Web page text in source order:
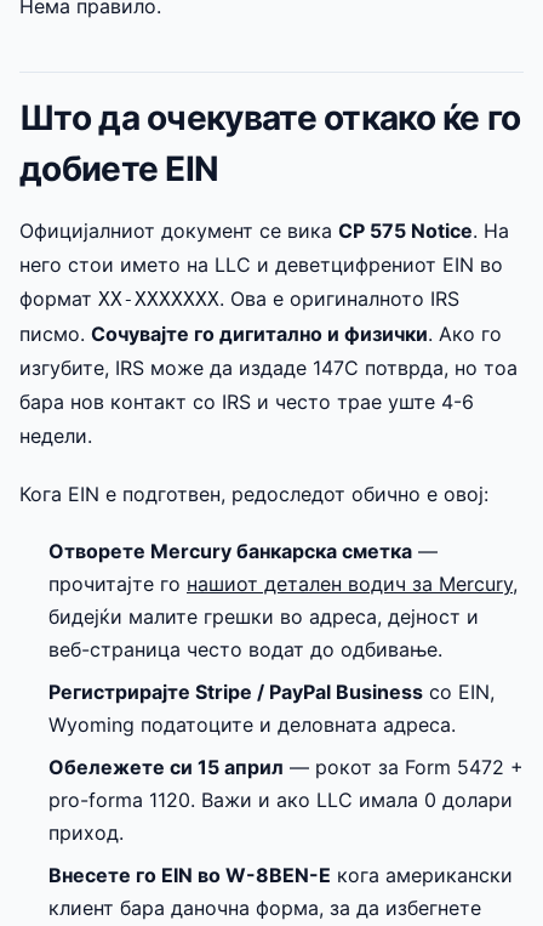
Нема правило.
Што да очекувате откако ќе го
добиете EIN
Официјалниот документ се вика CP 575 Notice. На
него стои името на LLC и деветцифрениот EIN во
формат XX-XXXXXXX. Ова е оригиналното IRS
писмо. Сочувајте го дигитално и физички. Ако го
изгубите, IRS може да издаде 147C потврда, но тоа
бара нов контакт со IRS и често трае уште 4-6
недели.
Кога EIN е подготвен, редоследот обично е овој:
Отворете Mercury банкарска сметка —
прочитајте го нашиот детален водич за Mercury,
бидејќи малите грешки во адреса, дејност и
веб-страница често водат до одбивање.
Регистрирајте Stripe / PayPal Business со EIN,
Wyoming податоците и деловната адреса.
Обележете си 15 април — рокот за Form 5472 +
pro-forma 1120. Важи и ако LLC имала 0 долари
приход.
Внесете го EIN во W-8BEN-E кога американски
клиент бара даночна форма, за да избегнете